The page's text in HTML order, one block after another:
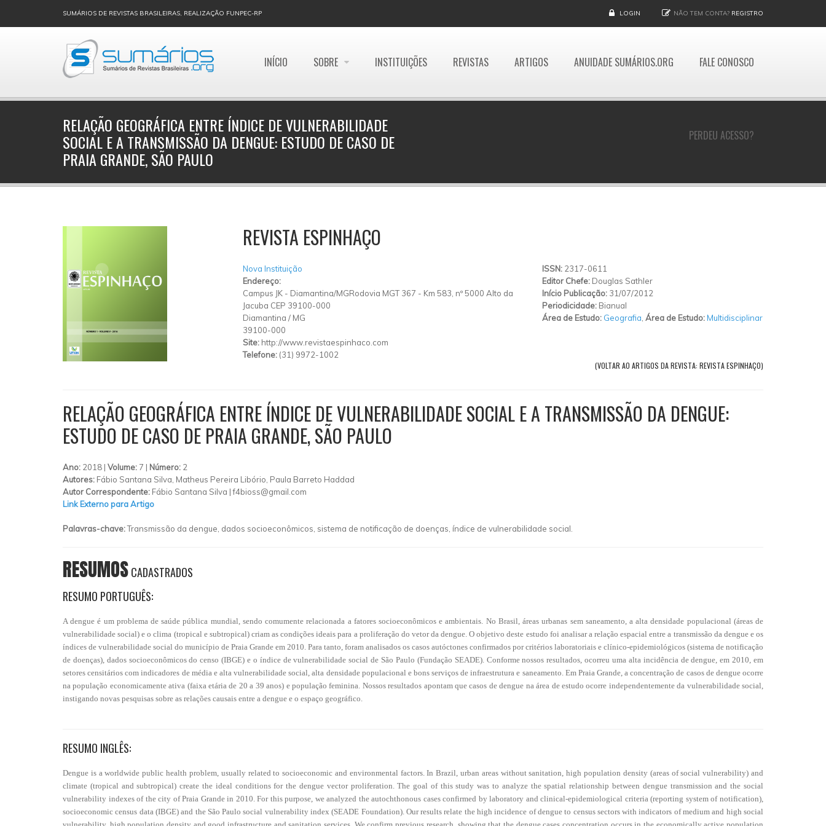
SUMÁRIOS DE REVISTAS BRASILEIRAS, REALIZAÇÃO FUNPEC-RP LOGIN NÃO TEM CONTA? REGISTRO
INÍCIO SOBRE INSTITUIÇÕES REVISTAS ARTIGOS ANUIDADE SUMÁRIOS.ORG FALE CONOSCO
PERDEU ACESSO?
RELAÇÃO GEOGRÁFICA ENTRE ÍNDICE DE VULNERABILIDADE
SOCIAL E A TRANSMISSÃO DA DENGUE: ESTUDO DE CASO DE
PRAIA GRANDE, SÃO PAULO
REVISTA ESPINHAÇO
Nova Instituição
Endereço:
Campus JK - Diamantina/MGRodovia MGT 367 - Km 583, nº 5000 Alto da
Jacuba CEP 39100-000
Diamantina / MG
39100-000
Site: http://www.revistaespinhaco.com
Telefone: (31) 9972-1002
ISSN: 2317-0611
Editor Chefe: Douglas Sathler
Início Publicação: 31/07/2012
Periodicidade: Bianual
Área de Estudo: Geografia Área de Estudo:Multidisciplinar
(VOLTAR AO ARTIGOS DA REVISTA: REVISTA ESPINHAÇO)
RELAÇÃO GEOGRÁFICA ENTRE ÍNDICE DE VULNERABILIDADE SOCIAL E A TRANSMISSÃO DA DENGUE:
ESTUDO DE CASO DE PRAIA GRANDE, SÃO PAULO
Ano: 2018 | Volume: 7 | Número: 2
Autores: Fábio Santana Silva, Matheus Pereira Libório, Paula Barreto Haddad
Autor Correspondente: Fábio Santana Silva |f4bioss@gmail.com
Link Externo para Artigo
Palavras-chave:Transmissão da dengue, dados socioeconômicos, sistema de notificação de doenças, índice de vulnerabilidade social.
RESUMOSCADASTRADOS
RESUMO PORTUGUÊS:
A dengue é um problema de saúde pública mundial, sendo comumente relacionada a fatores socioeconômicos e ambientais. No Brasil, áreas urbanas sem saneamento, a alta densidade populacional (áreas de
vulnerabilidade social) e o clima (tropical e subtropical) criam as condições ideais para a proliferação do vetor da dengue. O objetivo deste estudo foi analisar a relação espacial entre a transmissão da dengue e os
índices de vulnerabilidade social do município de Praia Grande em 2010. Para tanto, foram analisados os casos autóctones confirmados por critérios laboratoriais e clínico-epidemiológicos (sistema de notificação
de doenças), dados socioeconômicos do censo (IBGE) e o índice de vulnerabilidade social de São Paulo (Fundação SEADE). Conforme nossos resultados, ocorreu uma alta incidência de dengue, em 2010, em
setores censitários com indicadores de média e alta vulnerabilidade social, alta densidade populacional e bons serviços de infraestrutura e saneamento. Em Praia Grande, a concentração de casos de dengue ocorre
na população economicamente ativa (faixa etária de 20 a 39 anos) e população feminina. Nossos resultados apontam que casos de dengue na área de estudo ocorre independentemente da vulnerabilidade social,
instigando novas pesquisas sobre as relações causais entre a dengue e o espaço geográfico.
RESUMO INGLÊS:
Dengue is a worldwide public health problem, usually related to socioeconomic and environmental factors. In Brazil, urban areas without sanitation, high population density (areas of social vulnerability) and
climate (tropical and subtropical) create the ideal conditions for the dengue vector proliferation. The goal of this study was to analyze the spatial relationship between dengue transmission and the social
vulnerability indexes of the city of Praia Grande in 2010. For this purpose, we analyzed the autochthonous cases confirmed by laboratory and clinical-epidemiological criteria (reporting system of notification),
socioeconomic census data (IBGE) and the São Paulo social vulnerability index (SEADE Foundation). Our results relate the high incidence of dengue to census sectors with indicators of medium and high social